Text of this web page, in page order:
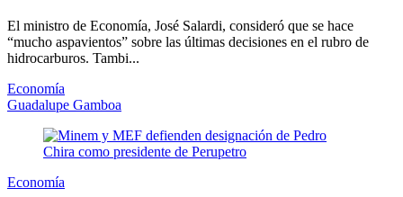
El ministro de Economía, José Salardi, consideró que se hace
“mucho aspavientos” sobre las últimas decisiones en el rubro de
hidrocarburos. Tambi...
Economía
Guadalupe Gamboa
Economía